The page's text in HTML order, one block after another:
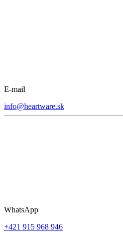
E-mail
info@heartware.sk
WhatsApp
+421 915 968 946